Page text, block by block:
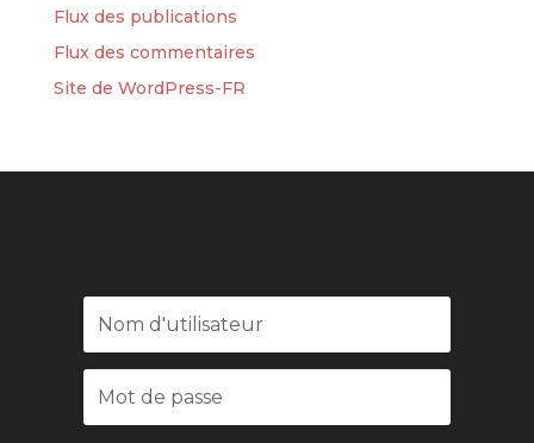
Flux des publications
Flux des commentaires
Site de WordPress-FR